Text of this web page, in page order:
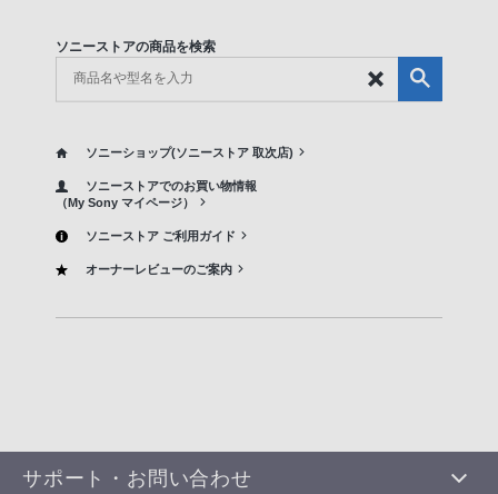
ソニーストアの商品を検索
ソニーショップ(ソニーストア 取次店)
ソニーストアでのお買い物情報
（My Sony マイページ）
ソニーストア ご利用ガイド
オーナーレビューのご案内
サポート・お問い合わせ